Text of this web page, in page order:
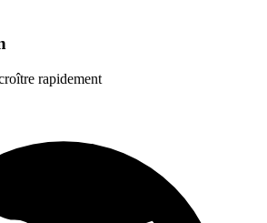
rapidement